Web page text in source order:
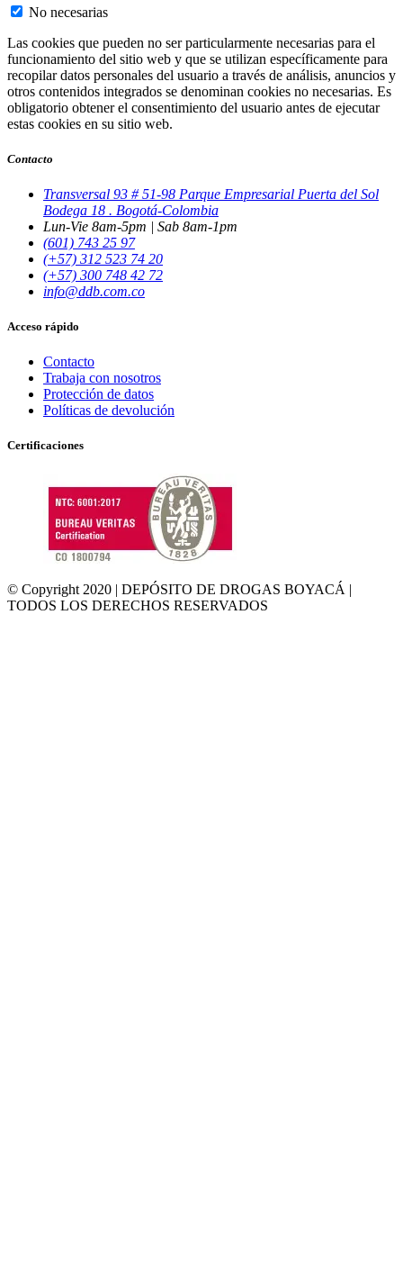
No necesarias
Las cookies que pueden no ser particularmente necesarias para el
funcionamiento del sitio web y que se utilizan específicamente para
recopilar datos personales del usuario a través de análisis, anuncios y
otros contenidos integrados se denominan cookies no necesarias. Es
obligatorio obtener el consentimiento del usuario antes de ejecutar
estas cookies en su sitio web.
Contacto
Transversal 93 # 51-98 Parque Empresarial Puerta del Sol
Bodega 18 . Bogotá-Colombia
Lun-Vie 8am-5pm | Sab 8am-1pm
(601) 743 25 97
(+57) 312 523 74 20
(+57) 300 748 42 72
info@ddb.com.co
Acceso rápido
Contacto
Trabaja con nosotros
Protección de datos
Políticas de devolución
Certificaciones
© Copyright 2020 | DEPÓSITO DE DROGAS BOYACÁ |
TODOS LOS DERECHOS RESERVADOS